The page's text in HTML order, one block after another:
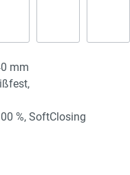
mm
%, SoftClosing